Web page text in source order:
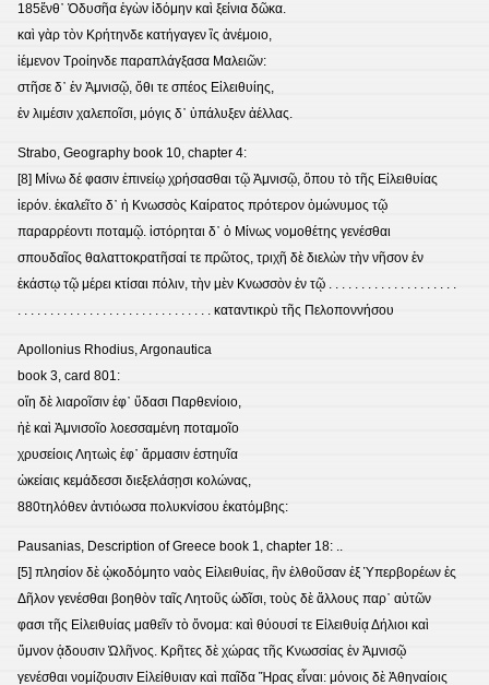
185ἔνθ᾽ Ὀδυσῆα ἐγὼν ἰδόμην καὶ ξείνια δῶκα.
καὶ γὰρ τὸν Κρήτηνδε κατήγαγεν ἲς ἀνέμοιο,
ἱέμενον Τροίηνδε παραπλάγξασα Μαλειῶν:
στῆσε δ᾽ ἐν Ἀμνισῷ, ὅθι τε σπέος Εἰλειθυίης,
ἐν λιμέσιν χαλεποῖσι, μόγις δ᾽ ὑπάλυξεν ἀέλλας.
Strabo, Geography book 10, chapter 4:
[8] Μίνω δέ φασιν ἐπινείῳ χρήσασθαι τῷ Ἀμνισῷ, ὅπου τὸ τῆς Εἰλειθυίας
ἱερόν. ἐκαλεῖτο δ᾽ ἡ Κνωσσὸς Καίρατος πρότερον ὁμώνυμος τῷ
παραρρέοντι ποταμῷ. ἱστόρηται δ᾽ ὁ Μίνως νομοθέτης γενέσθαι
σπουδαῖος θαλαττοκρατῆσαί τε πρῶτος, τριχῆ δὲ διελὼν τὴν νῆσον ἐν
ἑκάστῳ τῷ μέρει κτίσαι πόλιν, τὴν μὲν Κνωσσὸν ἐν τῷ . . . . . . . . . . . . . . . . . . . .
. . . . . . . . . . . . . . . . . . . . . . . . . . . . . . καταντικρὺ τῆς Πελοποννήσου
Apollonius Rhodius, Argonautica
book 3, card 801:
οἵη δὲ λιαροῖσιν ἐφ᾽ ὕδασι Παρθενίοιο,
ἠὲ καὶ Ἀμνισοῖο λοεσσαμένη ποταμοῖο
χρυσείοις Λητωὶς ἐφ᾽ ἅρμασιν ἑστηυῖα
ὠκείαις κεμάδεσσι διεξελάσῃσι κολώνας,
880τηλόθεν ἀντιόωσα πολυκνίσου ἑκατόμβης:
Pausanias, Description of Greece book 1, chapter 18: ..
[5] πλησίον δὲ ᾠκοδόμητο ναὸς Εἰλειθυίας, ἣν ἐλθοῦσαν ἐξ Ὑπερβορέων ἐς
Δῆλον γενέσθαι βοηθὸν ταῖς Λητοῦς ὠδῖσι, τοὺς δὲ ἄλλους παρ᾽ αὐτῶν
φασι τῆς Εἰλειθυίας μαθεῖν τὸ ὄνομα: καὶ θύουσί τε Εἰλειθυίᾳ Δήλιοι καὶ
ὕμνον ᾁδουσιν Ὠλῆνος. Κρῆτες δὲ χώρας τῆς Κνωσσίας ἐν Ἀμνισῷ
γενέσθαι νομίζουσιν Εἰλείθυιαν καὶ παῖδα Ἥρας εἶναι: μόνοις δὲ Ἀθηναίοις